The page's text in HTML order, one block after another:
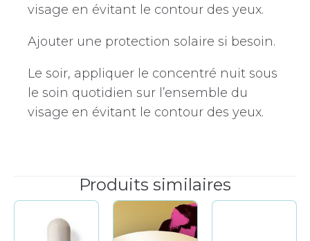
visage en évitant le contour des yeux.
Ajouter une protection solaire si besoin.
Le soir, appliquer le concentré nuit sous
le soin quotidien sur l’ensemble du
visage en évitant le contour des yeux.
Produits similaires